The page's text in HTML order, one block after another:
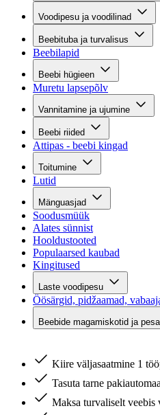
Voodipesu ja voodilinad
Beebituba ja turvalisus
Beebilapid
Beebi hügieen
Muretu lapsepõlv
Vannitamine ja ujumine
Beebi riided
Attipas - beebi kingad
Toitumine
Lutid
Mänguasjad
Soodusmüük
Alates sünnist
Hooldustooted
Populaarsed kaubad
Kingitused
Laste voodipesu
Öösärgid, pidžaamad,
Beebide magamiskotid ja
Kiire väljasaatmine 1
Tasuta tarne
Maksa turvaliselt veebis